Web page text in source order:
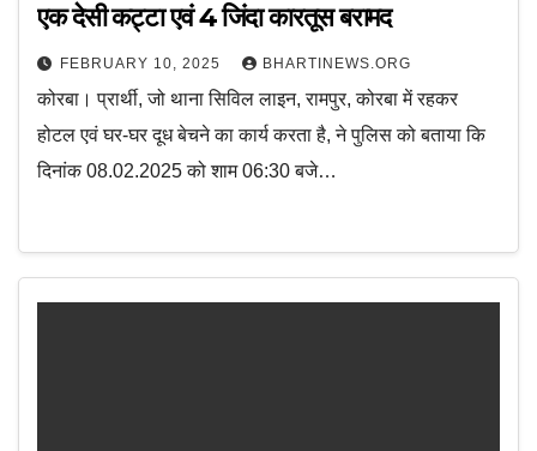
एक देसी कट्टा एवं 4 जिंदा कारतूस बरामद
FEBRUARY 10, 2025 BHARTINEWS.ORG
कोरबा। प्रार्थी, जो थाना सिविल लाइन, रामपुर, कोरबा में रहकर
होटल एवं घर-घर दूध बेचने का कार्य करता है, ने पुलिस को बताया कि
दिनांक 08.02.2025 को शाम 06:30 बजे…